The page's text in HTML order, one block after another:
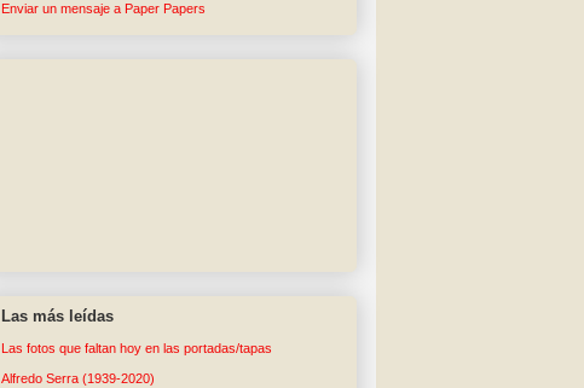
Enviar un mensaje a Paper Papers
Las más leídas
Las fotos que faltan hoy en las portadas/tapas
Alfredo Serra (1939-2020)